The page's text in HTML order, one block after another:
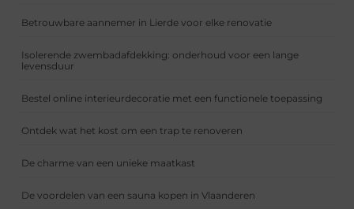
Betrouwbare aannemer in Lierde voor elke renovatie
Isolerende zwembadafdekking: onderhoud voor een lange
levensduur
Bestel online interieurdecoratie met een functionele toepassing
Ontdek wat het kost om een trap te renoveren
De charme van een unieke maatkast
De voordelen van een sauna kopen in Vlaanderen